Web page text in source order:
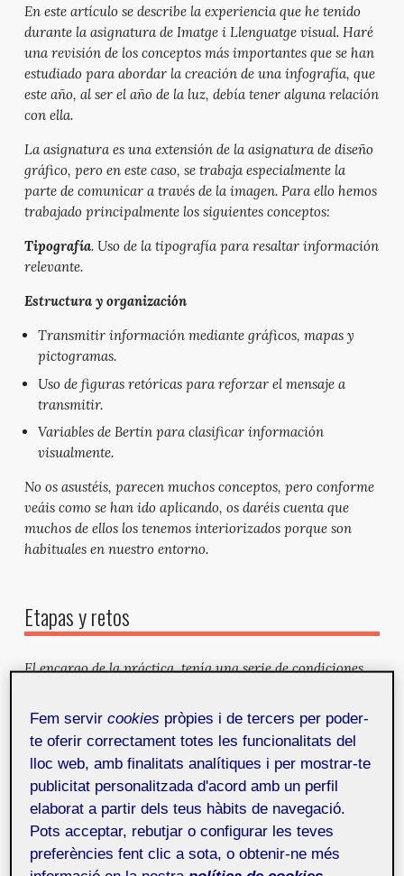
En este artículo se describe la experiencia que he tenido
durante la asignatura de Imatge i Llenguatge visual. Haré
una revisión de los conceptos más importantes que se han
estudiado para abordar la creación de una infografía, que
este año, al ser el año de la luz, debía tener alguna relación
con ella.
La asignatura es una extensión de la asignatura de diseño
gráfico, pero en este caso, se trabaja especialmente la
parte de comunicar a través de la imagen. Para ello hemos
trabajado principalmente los siguientes conceptos:
Tipografía. Uso de la tipografía para resaltar información
relevante.
Estructura y organización
Transmitir información mediante gráficos, mapas y
pictogramas.
Uso de figuras retóricas para reforzar el mensaje a
transmitir.
Variables de Bertin para clasificar información
visualmente.
No os asustéis, parecen muchos conceptos, pero conforme
veáis como se han ido aplicando, os daréis cuenta que
muchos de ellos los tenemos interiorizados porque son
habituales en nuestro entorno.
Etapas y retos
El encargo de la práctica, tenía una serie de condiciones
Mostrar en una infografía la relación entre un
descubrimiento o teoría relevante respecto a la luz y su
aplicación tecnológica y/o práctica
Mediante un gráfico explicativo y una línea de tiempo
ilustra la relación entre ellos de una forma divulgativa
para un público generalista.
Minimiza el uso de textos explicativos
Fem servircookies pròpies i de tercers per poder-
te oferir correctament totes les funcionalitats del
lloc web, amb finalitats analítiques i per mostrar-te
publicitat personalitzada d'acord amb un perfil
elaborat a partir dels teus hàbits de navegació.
Pots acceptar, rebutjar o configurar les teves
preferències fent clic a sota, o obtenir-ne més